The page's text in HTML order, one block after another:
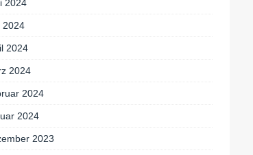
2024
2024
2024
2024
2024
2024
2023